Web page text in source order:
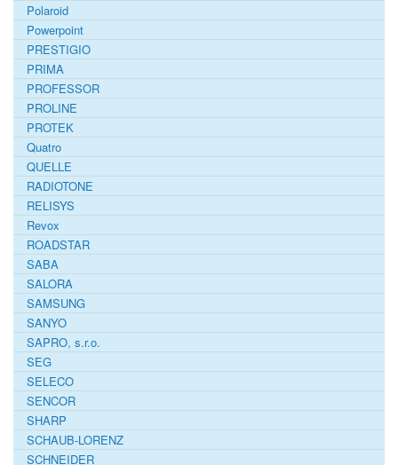
Polaroid
Powerpoint
PRESTIGIO
PRIMA
PROFESSOR
PROLINE
PROTEK
Quatro
QUELLE
RADIOTONE
RELISYS
Revox
ROADSTAR
SABA
SALORA
SAMSUNG
SANYO
SAPRO, s.r.o.
SEG
SELECO
SENCOR
SHARP
SCHAUB-LORENZ
SCHNEIDER